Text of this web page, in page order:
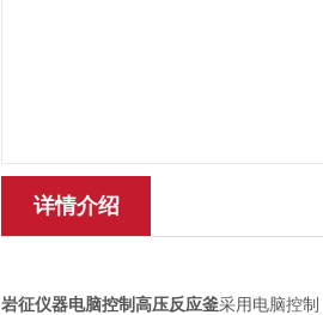
详情介绍
岩征仪器电脑控制高压反应釜采用电脑控